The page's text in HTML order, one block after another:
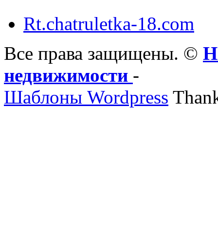
Rt.chatruletka-18.com
Все права защищены. ©
недвижимости -
Шаблоны Wordpress